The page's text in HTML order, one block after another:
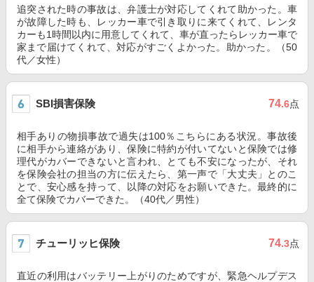
追突された時の事故は、弁護士が対応してくれて助かった。車
が故障した時も、レッカー車で引き取りに来てくれて、レンタ
カーも1時間以内に用意してくれて、車が直ったらレッカー車で
家まで届けてくれて、対応がすごくよかった。助かった。（50
代／女性）
SBI損害保険 74.6点
相手ありの物損事故で過失は100％こちらにある状況。事故後
に相手から連絡があり、保険に特約が付いてないと保険では修
理代がカバーできないと言われ、とても不安になったが、それ
を保険会社の担当の方に伝えたら、第一声で「大丈夫」とのこ
とで、安心感を持って、以降の対応をお願いできた。最終的に
全て保険でカバーできた。（40代／男性）
チューリッヒ保険 74.3点
直近の利用はバッテリー上がりのためですが、緊急ヘルプデス